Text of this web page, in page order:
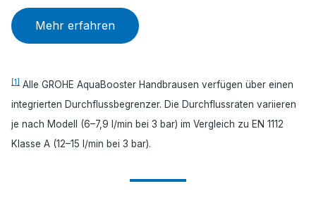
Mehr erfahren
[1]
Alle GROHE AquaBooster Handbrausen verfügen über einen
integrierten Durchflussbegrenzer. Die Durchflussraten variieren
je nach Modell (6–7,9 l/min bei 3 bar) im Vergleich zu EN 1112
Klasse A (12–15 l/min bei 3 bar).